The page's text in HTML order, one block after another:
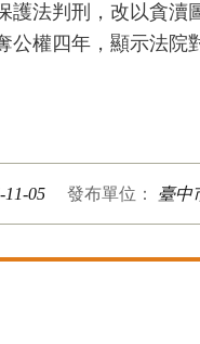
法判刑，改以貪瀆
權四年，顯示法院
11-05 發布單位： 臺中